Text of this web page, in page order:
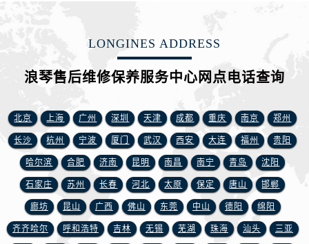
山东省泰安市泰山区财源街道泰山大街浪琴售后服务中心（需提前预约）
山东省潍坊市奎文区东风东街浪琴售后服务中心（需提前预约）
山东省枣庄市滕州市北辛路与善国路交叉口浪琴售后服务中心（需提前预约）
山东省淄博市张店区金晶大道浪琴售后服务中心（需提前预约）
上海市黄浦区南京东路299号宏伊国际广场写字楼8层806室浪琴售后服务中心（需提前预约）
上海市徐汇区虹桥路3号港汇中心2座37层3705室浪琴售后服务中心（需提前预约）
浙江省杭州市上城区钱江路1366号华润大厦A座5层503-5室浪琴售后服务中心（需提前预约）
浙江省湖州市吴兴区劳动路浪琴售后服务中心（需提前预约）
LONGINES ADDRESS
浪琴售后维修保养服务中心网点电话查询
北京 上海 广州 深圳 天津 成都 重庆 南京 郑州
长沙 杭州 宁波 厦门 武汉 西安 大连 福州 贵阳
哈尔滨 合肥 济南 昆明 南昌 南宁 青岛 沈阳
石家庄 苏州 长春 河北 太原 保定 唐山 邯郸
廊坊 昆山 广西 佛山 东莞 中山 德阳 绵阳
齐齐哈尔 呼和浩特 吉林 无锡 芜湖 珠海 汕头 三亚